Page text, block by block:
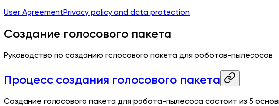
User AgreementPrivacy policy and data protection
Создание голосового пакета
Руководство по созданию голосового пакета для роботов-пылесосов
Процесс создания голосового пакета
Создание голосового пакета для робота-пылесоса состоит из 5